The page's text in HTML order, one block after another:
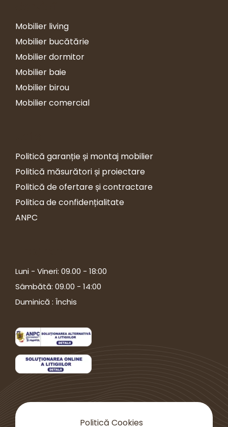
Mobilier living
Mobilier bucătărie
Mobilier dormitor
Mobilier baie
Mobilier birou
Mobilier comercial
Politică garanție și montaj mobilier
Politică măsurători și proiectare
Politică de ofertare și contractare
Politica de confidențialitate
ANPC
Luni - Vineri: 09.00 - 18:00
Sâmbătă: 09.00 - 14:00
Duminică : Închis
Politică Cookies